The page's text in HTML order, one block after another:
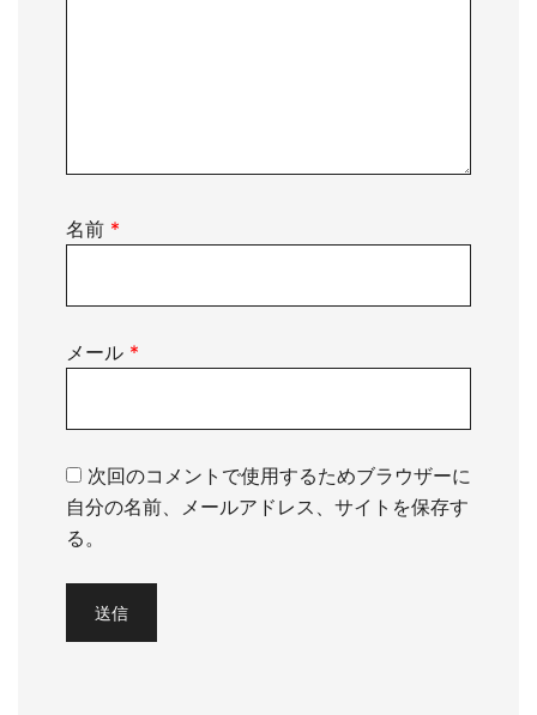
名前 *
メール *
次回のコメントで使用するためブラウザーに
自分の名前、メールアドレス、サイトを保存す
る。